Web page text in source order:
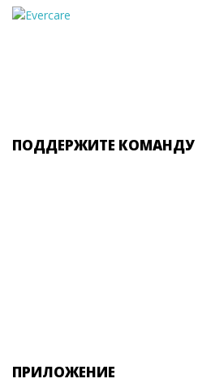
ПОДДЕРЖИТЕ КОМАНДУ
ПРИЛОЖЕНИЕ